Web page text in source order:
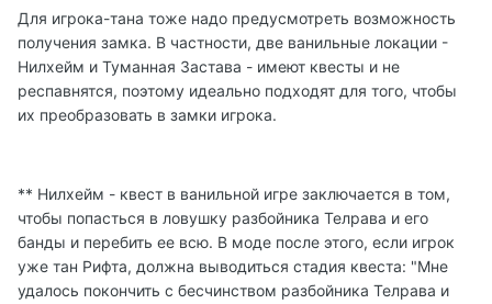
Для игрока-тана тоже надо предусмотреть возможность
получения замка. В частности, две ванильные локации -
Нилхейм и Туманная Застава - имеют квесты и не
респавнятся, поэтому идеально подходят для того, чтобы
их преобразовать в замки игрока.
** Нилхейм - квест в ванильной игре заключается в том,
чтобы попасться в ловушку разбойника Телрава и его
банды и перебить ее всю. В моде после этого, если игрок
уже тан Рифта, должна выводиться стадия квеста: "Мне
удалось покончить с бесчинством разбойника Телрава и